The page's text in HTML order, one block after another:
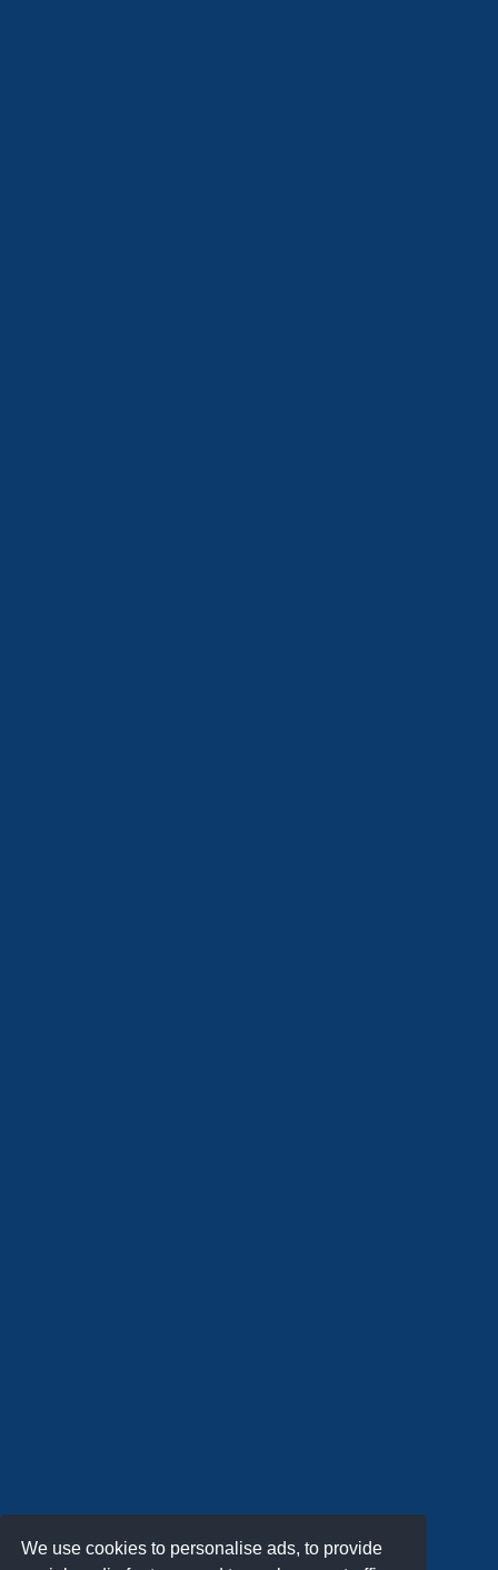
We use cookies to personalise ads, to provide